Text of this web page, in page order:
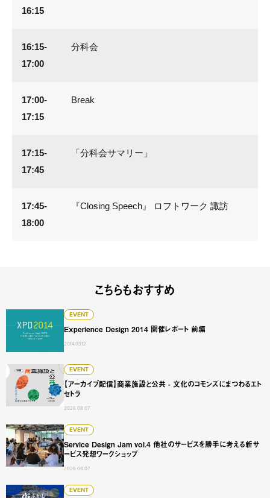
16:15
16:15-
17:00
分科会
17:00-
17:15
Break
17:15-
17:45
「分科会サマリー」
17:45-
18:00
『Closing Speech』 ロフトワーク 諏訪
こちらもおすすめ
EVENT
Experience Design 2014 開催レポート 前編
2014.03.12
Experience Design 2014 開催レポート 前編
EVENT
【アーカイブ配信】商業施設と公共 - 文化のコモンズにまつわるエト
セトラ
2026.08.07
【アーカイブ配信】商業施設と公共 - 文化のコモンズにまつ
EVENT
Service Design Jam vol.4 他社のサービスを勝手に考える新サ
ービス発想ワークショップ
2026.08.07
Service Design Jam vol.4 他社のサービスを勝手に考える
EVENT
【アーカイブ配信】"誰が来て、なぜ来ないか"を見抜く入